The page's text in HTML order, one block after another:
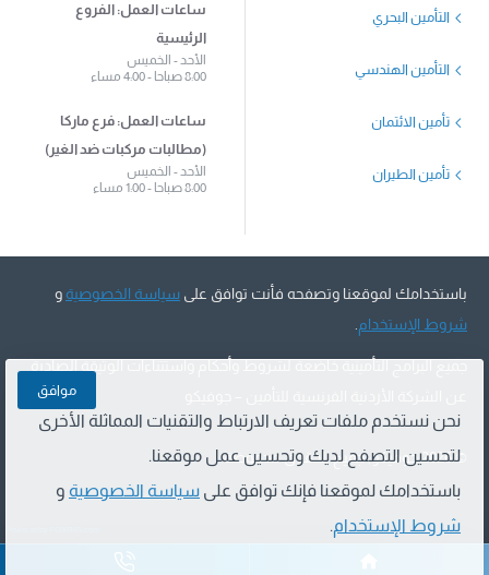
نحن نستخدم ملفات تعريف الارتباط والتقنيات المماثلة الأخرى
لتحسين التصفح لديك وتحسين عمل موقعنا.
باستخدامك لموقعنا فإنك توافق على سياسة الخصوصية و
شروط الإستخدام.
موافق
التأمين البحري
التأمين الهندسي
تأمين الائتمان
تأمين الطيران
ساعات العمل: الفروع
الرئيسية
الأحد - الخميس
8:00 صباحا - 4:00 مساء
ساعات العمل: فرع ماركا
(مطالبات مركبات ضد الغير)
الأحد - الخميس
8:00 صباحا - 1:00 مساء
باستخدامك لموقعنا وتصفحه فأنت توافق على سياسة الخصوصية و
شروط الإستخدام
©2026 جوفيكو, جميع الحقوق محفوظة